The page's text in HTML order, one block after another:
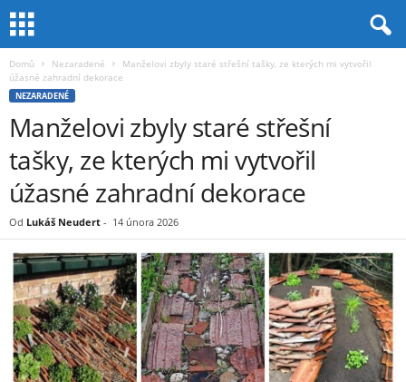
Domů Nezaradené
Manželovi zbyly staré střešní tašky, ze kterých mi vytvořil
úžasné zahradní dekorace
NEZARADENÉ
Manželovi zbyly staré střešní
tašky, ze kterých mi vytvořil
úžasné zahradní dekorace
Od Lukáš Neudert - 14 února 2026